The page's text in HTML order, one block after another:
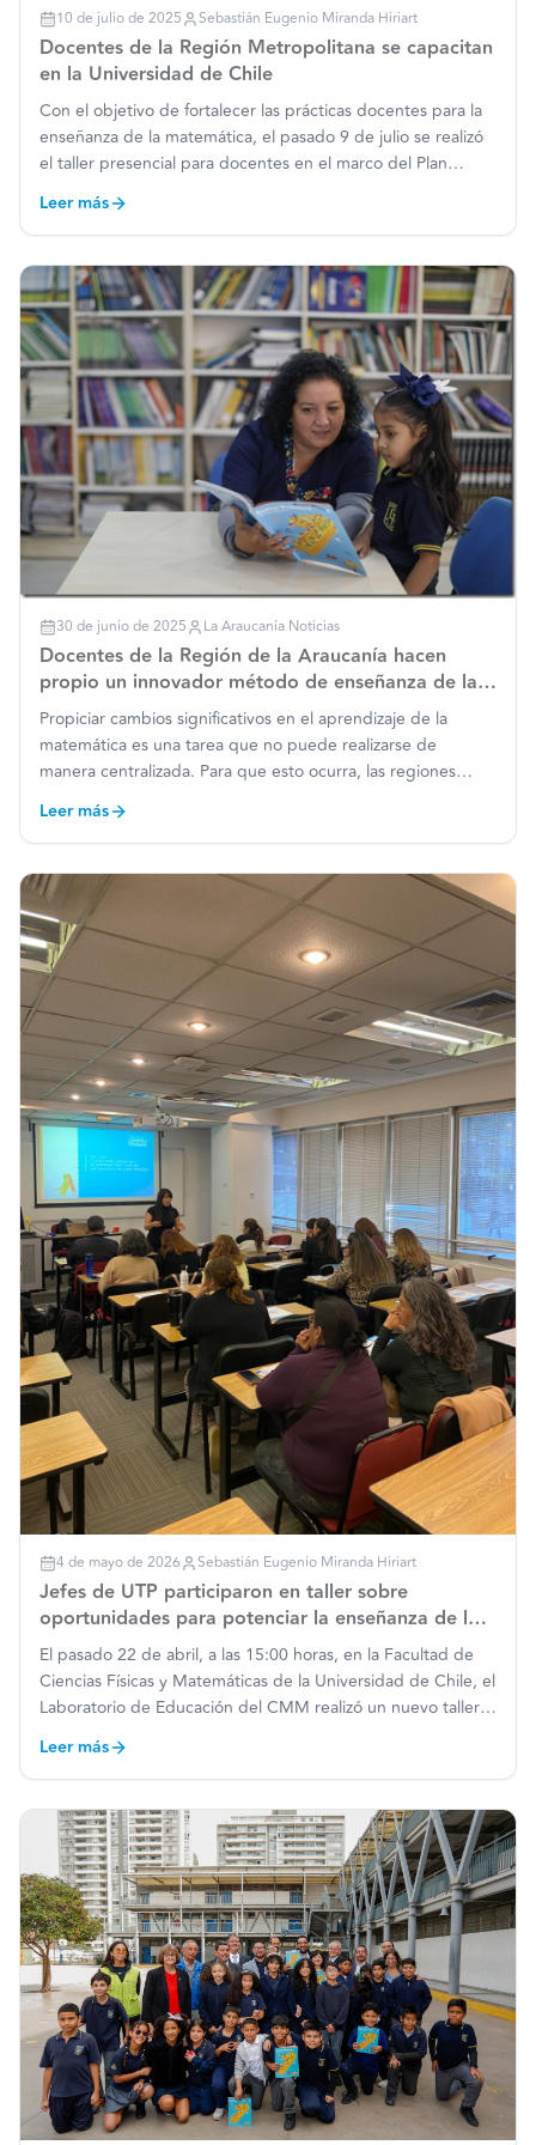
10 de julio de 2025 Sebastián Eugenio Miranda Hiriart
Docentes de la Región Metropolitana se capacitan
en la Universidad de Chile
Con el objetivo de fortalecer las prácticas docentes para la
enseñanza de la matemática, el pasado 9 de julio se realizó
el taller presencial para docentes en el marco del Plan
Nacional Sumo Primero. La actividad se llevó a cabo en las
dependencias de la Facultad de Ciencias Físi
Leer más
30 de junio de 2025 La Araucanía Noticias
Docentes de la Región de la Araucanía hacen
propio un innovador método de enseñanza de las
matemáticas
Propiciar cambios significativos en el aprendizaje de la
matemática es una tarea que no puede realizarse de
manera centralizada. Para que esto ocurra, las regiones
japonés probado en distintos países –como Indonesia,
Tailandia…
Leer más
4 de mayo de 2026 Sebastián Eugenio Miranda Hiriart
Jefes de UTP participaron en taller sobre
oportunidades para potenciar la enseñanza de la
matemática con Sumo Primero
El pasado 22 de abril, a las 15:00 horas, en la Facultad de
Ciencias Físicas y Matemáticas de la Universidad de Chile, el
Laboratorio de Educación del CMM realizó un nuevo taller
pedagógico de los materiales del Plan Nacional Su
Leer más